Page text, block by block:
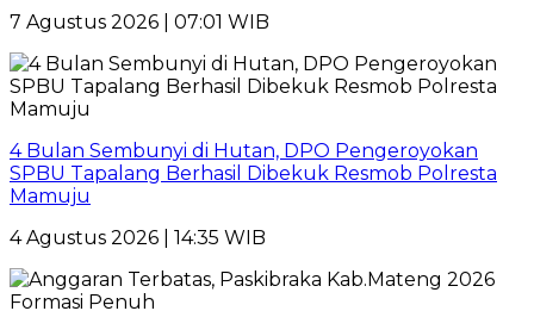
7 Agustus 2026 | 07:01 WIB
4 Bulan Sembunyi di Hutan, DPO Pengeroyokan
SPBU Tapalang Berhasil Dibekuk Resmob Polresta
Mamuju
4 Agustus 2026 | 14:35 WIB